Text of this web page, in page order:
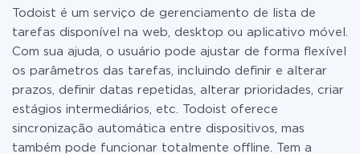
Todoist é um serviço de gerenciamento de lista de
tarefas disponível na web, desktop ou aplicativo móvel.
Com sua ajuda, o usuário pode ajustar de forma flexível
os parâmetros das tarefas, incluindo definir e alterar
prazos, definir datas repetidas, alterar prioridades, criar
estágios intermediários, etc. Todoist oferece
sincronização automática entre dispositivos, mas
também pode funcionar totalmente offline. Tem a